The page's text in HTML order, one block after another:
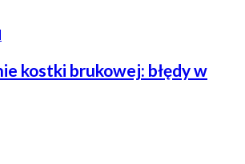
kostki brukowej: błędy w